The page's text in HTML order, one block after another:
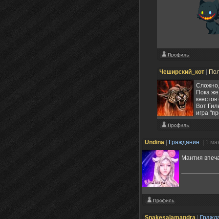
Чеширский_кот
Пока
Вот
игра
Undina Гражданин | 1
Мантия
Snakesalamandra